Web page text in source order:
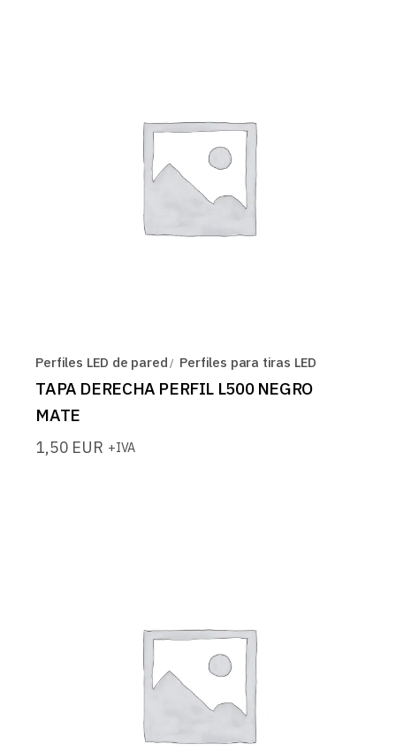
Perfiles LED de pared Perfiles para tiras LED
TAPA DERECHA PERFIL L500 NEGRO
MATE
1,50 EUR +IVA